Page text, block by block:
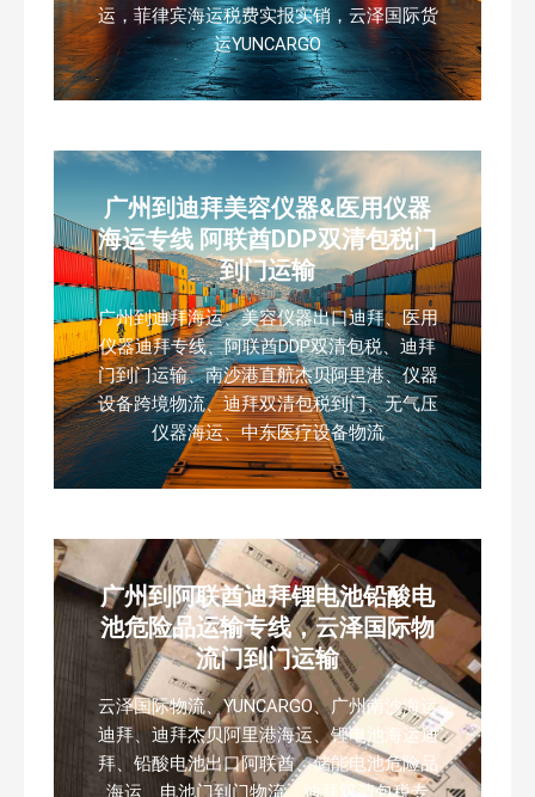
运，菲律宾海运税费实报实销，云泽国际货
运YUNCARGO
广州到迪拜美容仪器&医用仪器
海运专线 阿联酋DDP双清包税门
到门运输
广州到迪拜海运、美容仪器出口迪拜、医用
仪器迪拜专线、阿联酋DDP双清包税、迪拜
门到门运输、南沙港直航杰贝阿里港、仪器
设备跨境物流、迪拜双清包税到门、无气压
仪器海运、中东医疗设备物流
广州到阿联酋迪拜锂电池铅酸电
池危险品运输专线，云泽国际物
流门到门运输
云泽国际物流、YUNCARGO、广州南沙海运
迪拜、迪拜杰贝阿里港海运、锂电池海运迪
拜、铅酸电池出口阿联酋、储能电池危险品
海运、电池门到门物流、迪拜双清包税专